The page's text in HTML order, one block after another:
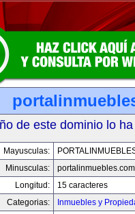
de este dominio lo
Mayusculas:
Minusculas:
portalinmuebles.com
Longitud:
15 caracteres
Categorias:
Inmuebles y